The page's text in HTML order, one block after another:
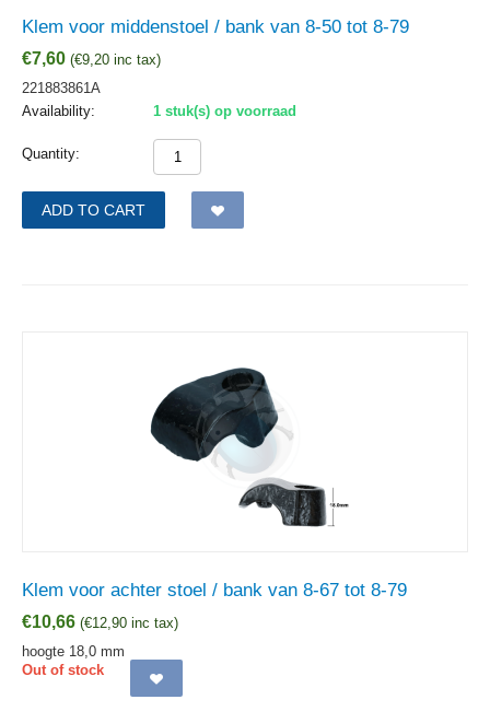
Klem voor middenstoel / bank van 8-50 tot 8-79
€7,60 (€9,20 inc tax)
221883861A
Availability:
1 stuk(s) op voorraad
Quantity:
ADD TO CART
Klem voor achter stoel / bank van 8-67 tot 8-79
€10,66 (€12,90 inc tax)
hoogte 18,0 mm
Out of stock